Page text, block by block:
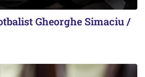
Gheorghe Simaciu /